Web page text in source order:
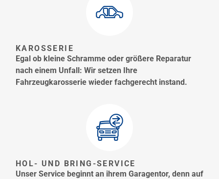
KAROSSERIE
Egal ob kleine Schramme oder größere Reparatur
nach einem Unfall: Wir setzen Ihre
Fahrzeugkarosserie wieder fachgerecht instand.
HOL- UND BRING-SERVICE
Unser Service beginnt an ihrem Garagentor, denn auf